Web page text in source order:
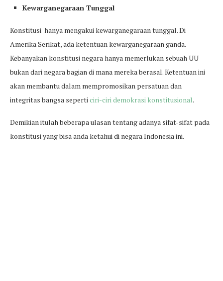
Kewarganegaraan Tunggal
Konstitusi hanya mengakui kewarganegaraan tunggal. Di
Amerika Serikat, ada ketentuan kewarganegaraan ganda.
Kebanyakan konstitusi negara hanya memerlukan sebuah UU
bukan dari negara bagian di mana mereka berasal. Ketentuan ini
akan membantu dalam mempromosikan persatuan dan
integritas bangsa seperticiri-ciri demokrasi konstitusional.
Demikian itulah beberapa ulasan tentang adanya sifat-sifat pada
konstitusi yang bisa anda ketahui di negara Indonesia ini.